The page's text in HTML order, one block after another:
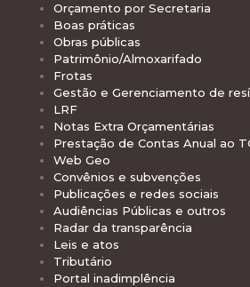
Orçamento por Secretaria
Boas práticas
Obras públicas
Patrimônio/Almoxarifado
Frotas
Gestão e Gerenciamento de
LRF
Notas Extra Orçamentárias
Prestação de Contas Anual ao
Web Geo
Convênios e subvenções
Publicações e redes sociais
Audiências Públicas e outros
Radar da transparência
Leis e atos
Tributário
Portal inadimplência